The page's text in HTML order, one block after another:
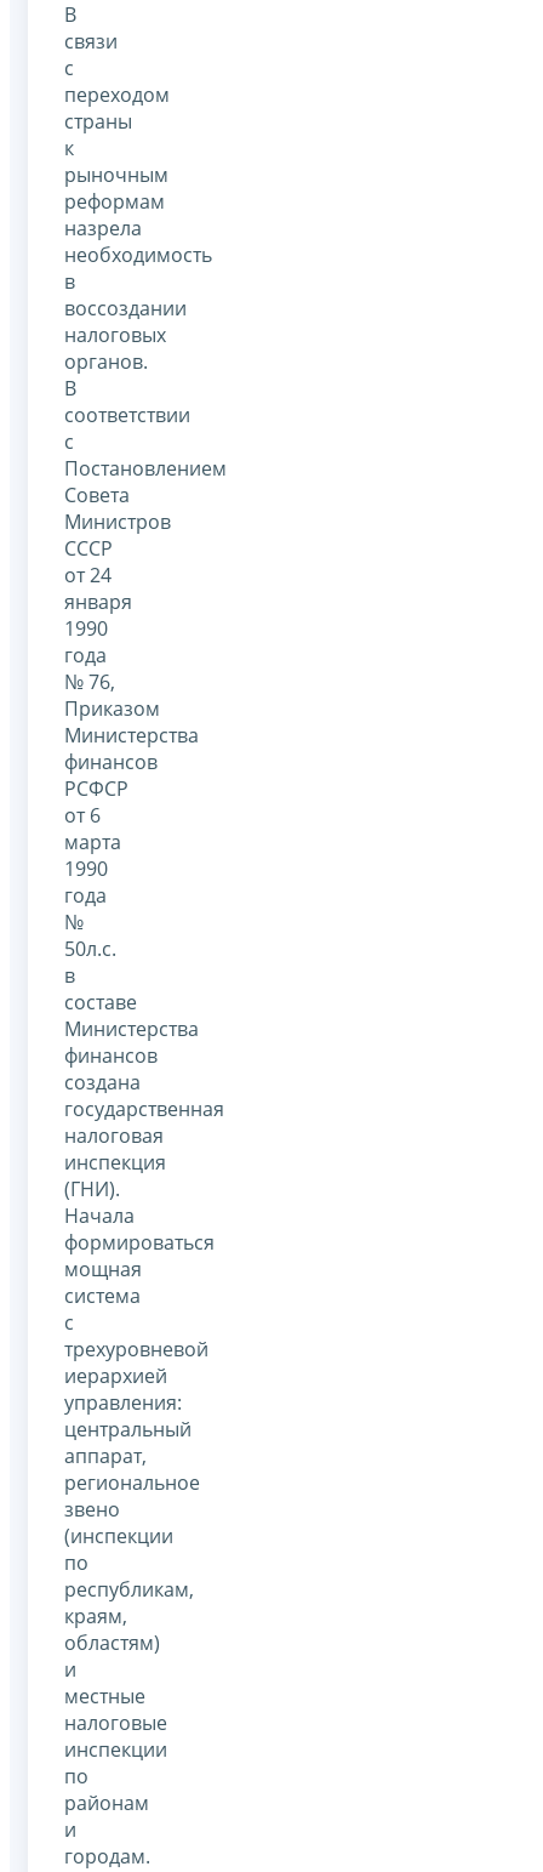
В
связи
с
переходом
страны
к
рыночным
реформам
назрела
необходимость
в
воссоздании
налоговых
органов.
В
соответствии
с
Постановлением
Совета
Министров
СССР
от 24
января
1990
года
№ 76,
Приказом
Министерства
финансов
РСФСР
от 6
марта
1990
года
№
50л.с.
в
составе
Министерства
финансов
создана
государственная
налоговая
инспекция
(ГНИ).
Начала
формироваться
мощная
система
с
трехуровневой
иерархией
управления:
центральный
аппарат,
региональное
звено
(инспекции
по
республикам,
краям,
областям)
и
местные
налоговые
инспекции
по
районам
и
городам.